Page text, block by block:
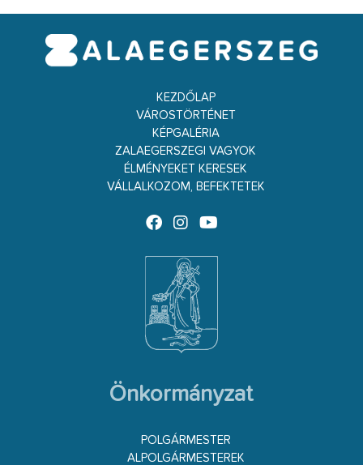
KEZDŐLAP
VÁROSTÖRTÉNET
KÉPGALÉRIA
ZALAEGERSZEGI VAGYOK
ÉLMÉNYEKET KERESEK
VÁLLALKOZOM, BEFEKTETEK
Önkormányzat
POLGÁRMESTER
ALPOLGÁRMESTEREK